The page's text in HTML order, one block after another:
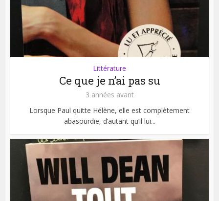
Littérature
Ce que je n’ai pas su
3 années avant
Lorsque Paul quitte Hélène, elle est complètement
abasourdie, d’autant qu’il lui...